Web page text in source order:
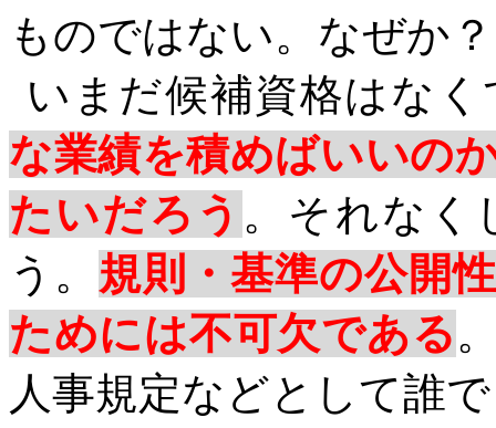
ものではない。なぜか？
いまだ候補資格はなく
な業績を積めばいいの
たいだろう 。それなく
う。 規則・基準の公開
ためには不可欠である
人事規定などとして誰